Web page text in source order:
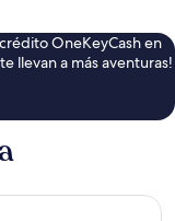
OneKeyCash en
llevan a más aventuras!